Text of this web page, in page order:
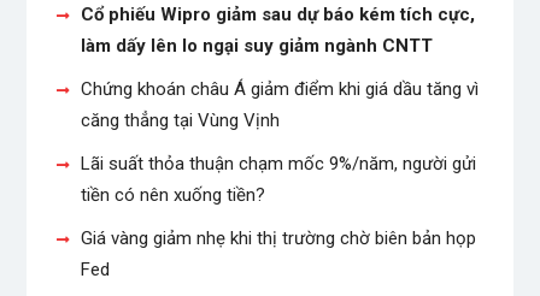
Cổ phiếu Wipro giảm sau dự báo kém tích cực,
làm dấy lên lo ngại suy giảm ngành CNTT
Chứng khoán châu Á giảm điểm khi giá dầu tăng vì
căng thẳng tại Vùng Vịnh
Lãi suất thỏa thuận chạm mốc 9%/năm, người gửi
tiền có nên xuống tiền?
Giá vàng giảm nhẹ khi thị trường chờ biên bản họp
Fed